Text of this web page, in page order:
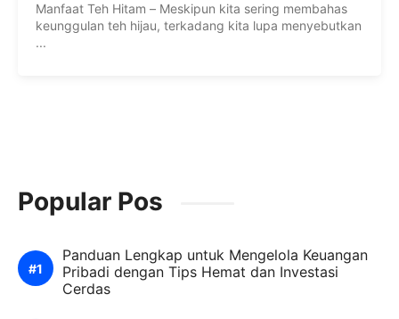
Manfaat Teh Hitam – Meskipun kita sering membahas
keunggulan teh hijau, terkadang kita lupa menyebutkan
...
Popular Pos
Panduan Lengkap untuk Mengelola Keuangan
Pribadi dengan Tips Hemat dan Investasi
Cerdas